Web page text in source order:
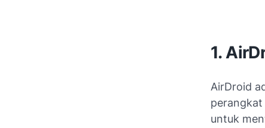
1.
AirDroid
untuk